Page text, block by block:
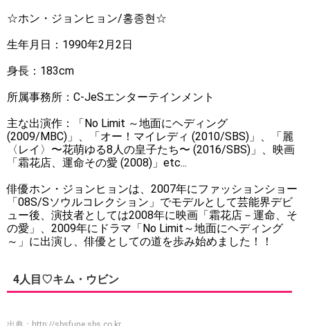
☆ホン・ジョンヒョン/홍종현☆
生年月日：1990年2月2日
身長：183cm
所属事務所：C-JeSエンターテインメント
主な出演作：「No Limit ～地面にヘディング
(2009/MBC)」、「オー！マイレディ (2010/SBS)」、「麗
〈レイ〉〜花萌ゆる8人の皇子たち〜 (2016/SBS)」、映画
「霜花店、運命その愛 (2008)」etc...
俳優ホン・ジョンヒョンは、2007年にファッションショー
「08S/Sソウルコレクション」でモデルとして芸能界デビ
ュー後、演技者としては2008年に映画「霜花店－運命、そ
の愛」、2009年にドラマ「No Limit～地面にヘディング
～」に出演し、俳優としての道を歩み始めました！！
4人目♡キム・ウビン